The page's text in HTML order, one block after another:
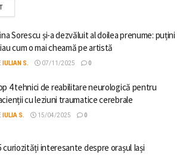
DETAILS
Sorescu și-a dezvăluit al doilea prenume: puțini
cum o mai cheamă pe artistă
IULIAN S. 07/11/2025 0
4 tehnici de reabilitare neurologică pentru
cu leziuni traumatice cerebrale
IULIA S. 15/04/2025 0
curiozități interesante despre orașul Iași